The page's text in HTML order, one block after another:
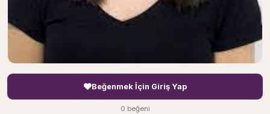
Beğenmek İçin Giriş Yap
0 beğeni